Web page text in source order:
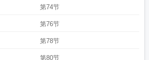
第74节
第76节
第78节
第80节